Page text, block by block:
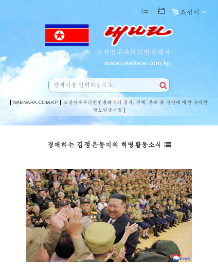
조선민주주의인민공화국
www.naenara.com.kp
조선어
NAENARA.COM.KP
조선민주주의인민공화국의 정치, 경제, 문화 등 전반에 대한 유익한
정보발생거점
경애하는 김정은동지의 혁명활동소식